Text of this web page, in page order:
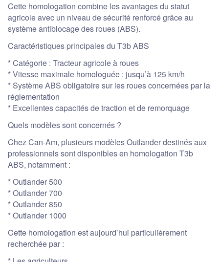
Cette homologation combine les avantages du statut
agricole avec un niveau de sécurité renforcé grâce au
système antiblocage des roues (ABS).
Caractéristiques principales du T3b ABS
* Catégorie : Tracteur agricole à roues
* Vitesse maximale homologuée : jusqu’à 125 km/h
* Système ABS obligatoire sur les roues concernées par la
réglementation
* Excellentes capacités de traction et de remorquage
Quels modèles sont concernés ?
Chez Can-Am, plusieurs modèles Outlander destinés aux
professionnels sont disponibles en homologation T3b
ABS, notamment :
* Outlander 500
* Outlander 700
* Outlander 850
* Outlander 1000
Cette homologation est aujourd’hui particulièrement
recherchée par :